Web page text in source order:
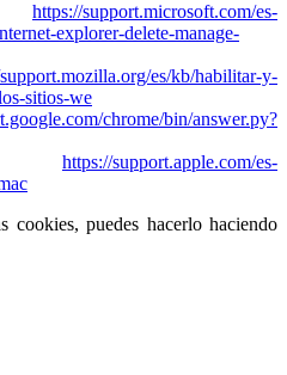
https://support.microsoft.com/es-
explorer-delete-manage-
es/kb/habilitar-y-
sitios-we
chrome/bin/answer.py?
https://support.apple.com/es-
cookies, puedes hacerlo haciendo